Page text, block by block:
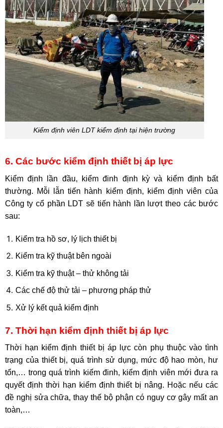
Kiểm định viên LDT kiểm định tại hiện trường
6. Các bước kiểm định thiết bị áp lực
Kiểm định lần đầu, kiểm đinh định kỳ và kiểm định bất
thường. Mỗi lẫn tiến hành kiểm định, kiểm định viên của
Công ty cổ phần LDT sẽ tiến hành lần lượt theo các bước
sau:
Kiểm tra hồ sơ, lý lịch thiết bị
Kiểm tra kỹ thuật bên ngoài
Kiểm tra kỹ thuật – thử không tải
Các chế độ thử tải – phương pháp thử
Xử lý kết quả kiểm định
7. Thời hạn kiểm định thiết bị áp lực
Thời hạn kiểm định thiết bị áp lực còn phụ thuộc vào tình
trạng của thiết bị, quá trình sử dụng, mức độ hao mòn, hư
tổn,… trong quá trình kiểm đinh, kiểm định viên mới đưa ra
quyết định thời hạn kiểm định thiết bị nâng. Hoặc nếu các
đề nghị sửa chữa, thay thế bộ phận có nguy cơ gây mất an
toàn,…